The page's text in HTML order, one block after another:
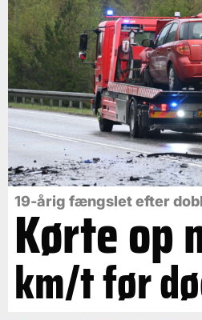
19-årig fængslet efter
Kørte op
km/t før